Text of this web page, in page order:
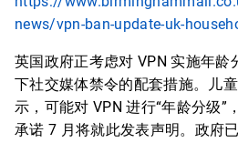
news/vpn-ban-update-uk-
英国政府正考虑对 VPN 实施年龄
下社交媒体禁令的配套措施。儿
示，可能对 VPN 进行“年龄分级”
承诺 7 月将就此发表声明。政府